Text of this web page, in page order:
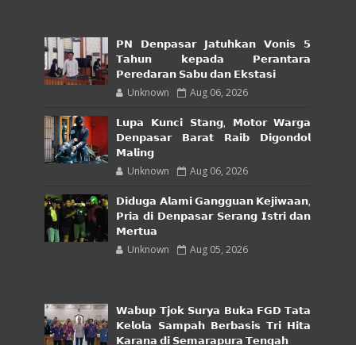
𝗣𝗡 𝗗𝗲𝗻𝗽𝗮𝘀𝗮𝗿 𝗝𝗮𝘁𝘂𝗵𝗸𝗮𝗻 𝗩𝗼𝗻𝗶𝘀 𝟱
𝗧𝗮𝗵𝘂𝗻 𝗸𝗲𝗽𝗮𝗱𝗮 𝗣𝗲𝗿𝗮𝗻𝘁𝗮𝗿𝗮
𝗣𝗲𝗿𝗲𝗱𝗮𝗿𝗮𝗻 𝗦𝗮𝗯𝘂 𝗱𝗮𝗻 𝗘𝗸𝘀𝘁𝗮𝘀𝗶
Unknown Aug 06, 2026
𝗟𝘂𝗽𝗮 𝗞𝘂𝗻𝗰𝗶 𝗦𝘁𝗮𝗻𝗴, 𝗠𝗼𝘁𝗼𝗿 𝗪𝗮𝗿𝗴𝗮
𝗗𝗲𝗻𝗽𝗮𝘀𝗮𝗿 𝗕𝗮𝗿𝗮𝘁 𝗥𝗮𝗶𝗯 𝗗𝗶𝗴𝗼𝗻𝗱𝗼𝗹
𝗠𝗮𝗹𝗶𝗻𝗴
Unknown Aug 06, 2026
𝗗𝗶𝗱𝘂𝗴𝗮 𝗔𝗹𝗮𝗺𝗶 𝗚𝗮𝗻𝗴𝗴𝘂𝗮𝗻 𝗞𝗲𝗷𝗶𝘄𝗮𝗮𝗻,
𝗣𝗿𝗶𝗮 𝗱𝗶 𝗗𝗲𝗻𝗽𝗮𝘀𝗮𝗿 𝗦𝗲𝗿𝗮𝗻𝗴 𝗜𝘀𝘁𝗿𝗶 𝗱𝗮𝗻
𝗠𝗲𝗿𝘁𝘂𝗮
Unknown Aug 05, 2026
𝗪𝗮𝗯𝘂𝗽 𝗧𝗷𝗼𝗸 𝗦𝘂𝗿𝘆𝗮 𝗕𝘂𝗸𝗮 𝗙𝗚𝗗 𝗧𝗮𝘁𝗮
𝗞𝗲𝗹𝗼𝗹𝗮 𝗦𝗮𝗺𝗽𝗮𝗵 𝗕𝗲𝗿𝗯𝗮𝘀𝗶𝘀 𝗧𝗿𝗶 𝗛𝗶𝘁𝗮
𝗞𝗮𝗿𝗮𝗻𝗮 𝗱𝗶 𝗦𝗲𝗺𝗮𝗿𝗮𝗽𝘂𝗿𝗮 𝗧𝗲𝗻𝗴𝗮𝗵